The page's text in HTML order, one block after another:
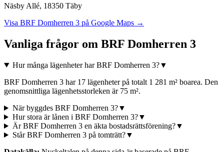
Näsby Allé, 18350 Täby
Visa BRF Domherren 3 på Google Maps →
Vanliga frågor om BRF Domherren 3
Hur många lägenheter har BRF Domherren 3?▼
BRF Domherren 3 har 17 lägenheter på totalt 1 281 m² boarea. Den
genomsnittliga lägenhetsstorleken är 75 m².
När byggdes BRF Domherren 3?▼
Hur stora är lånen i BRF Domherren 3?▼
Är BRF Domherren 3 en äkta bostadsrättsförening?▼
Står BRF Domherren 3 på tomträtt?▼